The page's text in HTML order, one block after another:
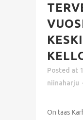
Posted at
niinaharju
On taas